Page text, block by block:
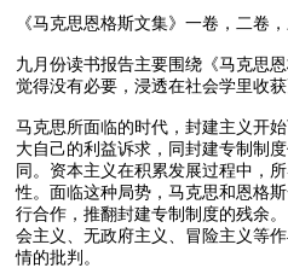
《马克思恩格斯文集》一卷，二卷
九月份读书报告主要围绕《马克思
觉得没有必要，浸透在社会学里收
马克思所面临的时代，封建主义开
大自己的利益诉求，同封建专制制
同。资本主义在积累发展过程中，
性。面临这种局势，马克思和恩格
行合作，推翻封建专制制度的残余
会主义、无政府主义、冒险主义等
情的批判。